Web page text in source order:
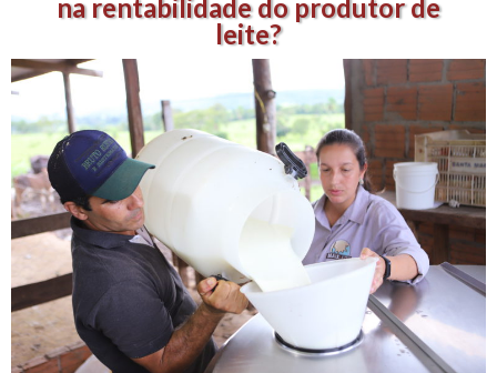
na rentabilidade do produtor de
leite?